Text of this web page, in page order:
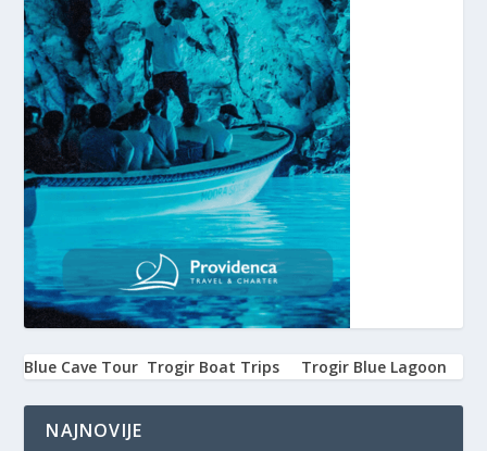
Blue Cave Tour Trogir Boat Trips Trogir Blue Lagoon
NAJNOVIJE